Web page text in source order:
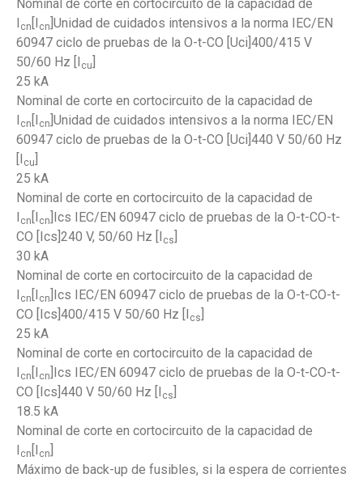
Nominal de corte en cortocircuito de la capacidad de
I cn [I cn ]Unidad de cuidados intensivos a la norma IEC/EN
60947 ciclo de pruebas de la O-t-CO [Uci]400/415 V
50/60 Hz [I cu
25 kA
Nominal de corte en cortocircuito de la capacidad de
I cn [I cn ]Unidad de cuidados intensivos a la norma IEC/EN
60947 ciclo de pruebas de la O-t-CO [Uci]440 V 50/60 Hz
[I cu
25 kA
Nominal de corte en cortocircuito de la capacidad de
I cn [I cn ]Ics IEC/EN 60947 ciclo de pruebas de la O-t-CO-t-
CO [Ics]240 V, 50/60 Hz [I cs
30 kA
Nominal de corte en cortocircuito de la capacidad de
I cn [I cn ]Ics IEC/EN 60947 ciclo de pruebas de la O-t-CO-t-
CO [Ics]400/415 V 50/60 Hz [I cs
25 kA
Nominal de corte en cortocircuito de la capacidad de
I cn [I cn ]Ics IEC/EN 60947 ciclo de pruebas de la O-t-CO-t-
CO [Ics]440 V 50/60 Hz [I cs
18.5 kA
Nominal de corte en cortocircuito de la capacidad de
I cn [I cn
Máximo de back-up de fusibles, si la espera de corrientes